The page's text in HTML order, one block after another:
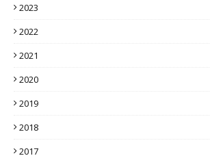
2023
2022
2021
2020
2019
2018
2017